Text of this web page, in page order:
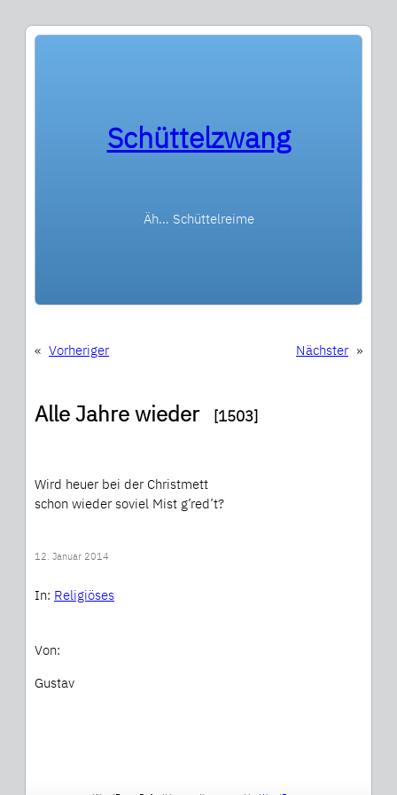
Schüttelzwang
Äh… Schüttelreime
« Vorheriger Nächster »
Alle Jahre wieder[1503]
Wird heuer bei der Christmett
schon wieder soviel Mist g’red’t?
12. Januar 2014
In: Religiöses
Von:
Gustav